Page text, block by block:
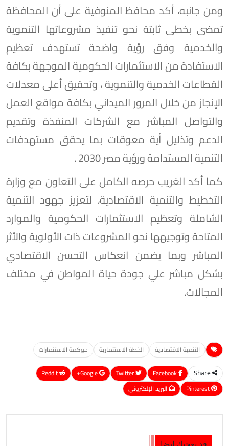
ومن جانبه، أكد محافظ المنوفية على أن المحافظة
تمضى بخطى ثابتة نحو تنفيذ مشروعاتها التنموية
والخدمية وفق رؤية واضحة تستهدف تعظيم
الاستفادة من الاستثمارات الحكومية الموجهة بكافة
القطاعات الخدمية والتنموية ، وتحقيق أعلى معدلات
الإنجاز من خلال المرور الميداني بكافة مواقع العمل
والتواصل المباشر مع الشركات المنفذة وتقديم
الدعم وتذليل أية معوقات بما يحقق مستهدفات
التنمية المستدامة ورؤية مصر 2030 .
كما أكد الغريب حرصه الكامل على التعاون مع وزارة
التخطيط والتنمية الاقتصادية، لتعزيز جهود التنمية
الشاملة وتعظيم الاستثمارات الحكومية والموارد
المتاحة وتوجيهها نحو المشروعات ذات الأولوية والأثر
المباشر وبما يضمن انعكاس التحسن الاقتصادي
بشكل مباشر علي جودة حياة المواطن في مختلف
المجالات.
التنمية الاقتصادية الخطة الاستثمارية حوكمة الاستثمارات
Share
Google+
ReddIt
Pinterest
البريد الإلكتروني